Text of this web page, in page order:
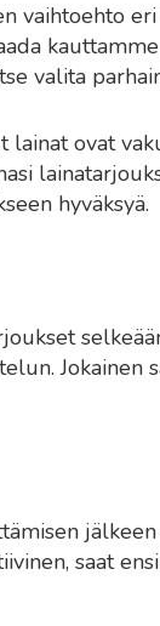
vaihtoehto
valita
ovat
hyväksyä.
Jokainen
saat